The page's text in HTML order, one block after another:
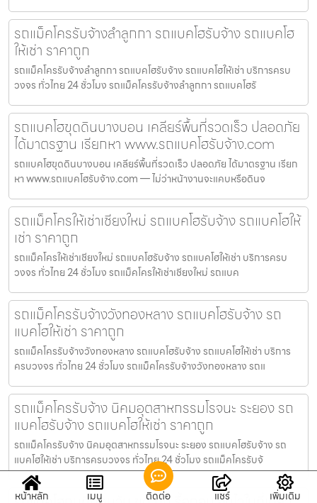
รถแม็คโครรับจ้างลำลูกกา รถแบคโฮรับจ้าง รถแบคโฮ
ให้เช่า ราคาถูก
รถแม็คโครรับจ้างลำลูกกา รถแบคโฮรับจ้าง รถแบคโฮให้เช่า บริการครบ
วงจร ทั่วไทย 24 ชั่วโมง รถแม็คโครรับจ้างลำลูกกา รถแบคโฮรั
รถแบคโฮขุดดินบางบอน เคลียร์พื้นที่รวดเร็ว ปลอดภัย
ได้มาตรฐาน เรียกหา www.รถแบคโฮรับจ้าง.com
รถแบคโฮขุดดินบางบอน เคลียร์พื้นที่รวดเร็ว ปลอดภัย ได้มาตรฐาน เรียก
หา www.รถแบคโฮรับจ้าง.com — ไม่ว่าหน้างานจะแคบหรือดินจ
รถแม็คโครให้เช่าเชียงใหม่ รถแบคโฮรับจ้าง รถแบคโฮให้
เช่า ราคาถูก
รถแม็คโครให้เช่าเชียงใหม่ รถแบคโฮรับจ้าง รถแบคโฮให้เช่า บริการครบ
วงจร ทั่วไทย 24 ชั่วโมง รถแม็คโครให้เช่าเชียงใหม่ รถแบค
รถแม็คโครรับจ้างวังทองหลาง รถแบคโฮรับจ้าง รถ
แบคโฮให้เช่า ราคาถูก
รถแม็คโครรับจ้างวังทองหลาง รถแบคโฮรับจ้าง รถแบคโฮให้เช่า บริการ
ครบวงจร ทั่วไทย 24 ชั่วโมง รถแม็คโครรับจ้างวังทองหลาง รถแ
รถแม็คโครรับจ้าง นิคมอุตสาหกรรมโรจนะ ระยอง รถ
แบคโฮรับจ้าง รถแบคโฮให้เช่า ราคาถูก
รถแม็คโครรับจ้าง นิคมอุตสาหกรรมโรจนะ ระยอง รถแบคโฮรับจ้าง รถ
แบคโฮให้เช่า บริการครบวงจร ทั่วไทย 24 ชั่วโมง รถแม็คโครรับจ้
หน้าหลัก เมนู ติดต่อ แชร์ เพิ่มเติม